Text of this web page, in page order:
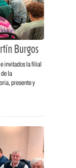
Burgos
invitados la filial
la
presente y